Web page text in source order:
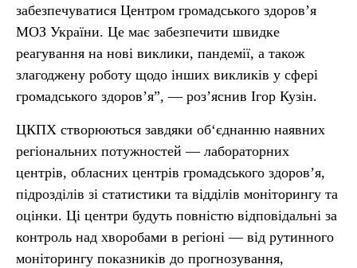
забезпечуватися Центром громадського здоров’я
МОЗ України. Це має забезпечити швидке
реагування на нові виклики, пандемії, а також
злагоджену роботу щодо інших викликів у сфері
громадського здоров’я”, — роз’яснив Ігор Кузін.
ЦКПХ створюються завдяки об‘єднанню наявних
регіональних потужностей — лабораторних
центрів, обласних центрів громадського здоров’я,
підрозділів зі статистики та відділів моніторингу та
оцінки. Ці центри будуть повністю відповідальні за
контроль над хворобами в регіоні — від рутинного
моніторингу показників до прогнозування,